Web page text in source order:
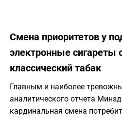
Смена приоритетов у
электронные сигареты
классический табак
Главным и наиболее
аналитического отчета
кардинальная смена